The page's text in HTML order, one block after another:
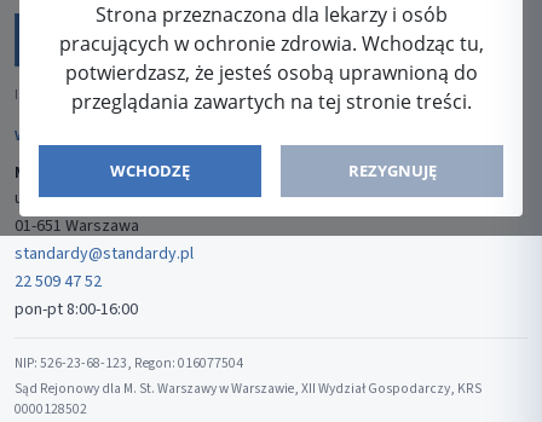
Strona przeznaczona dla lekarzy i osób
pracujących w ochronie zdrowia. Wchodząc tu,
potwierdzasz, że jesteś osobą uprawnioną do
przeglądania zawartych na tej stronie treści.
WCHODZĘ REZYGNUJĘ
ISSN: 2080-5438
WYDAWCA
Media-Press Sp. z o.o.
ul. Gwiaździsta 7B/8
01-651 Warszawa
standardy@standardy.pl
22 509 47 52
pon-pt 8:00-16:00
NIP: 526-23-68-123, Regon: 016077504
Sąd Rejonowy dla M. St. Warszawy w Warszawie, XII Wydział Gospodarczy, KRS
0000128502